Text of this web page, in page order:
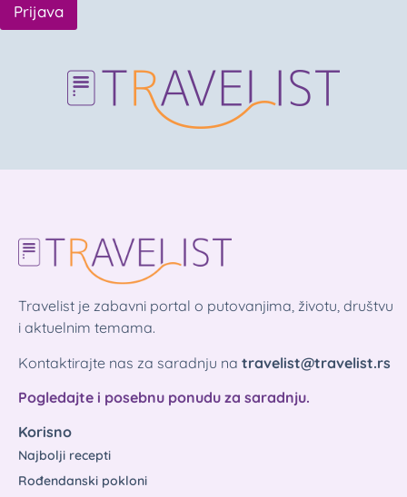
Prijava
Travelist je zabavni portal o putovanjima, životu, društvu
i aktuelnim temama.
Kontaktirajte nas za saradnju na travelist@travelist.rs
Pogledajte i posebnu ponudu za saradnju.
Korisno
Najbolji recepti
Rođendanski pokloni